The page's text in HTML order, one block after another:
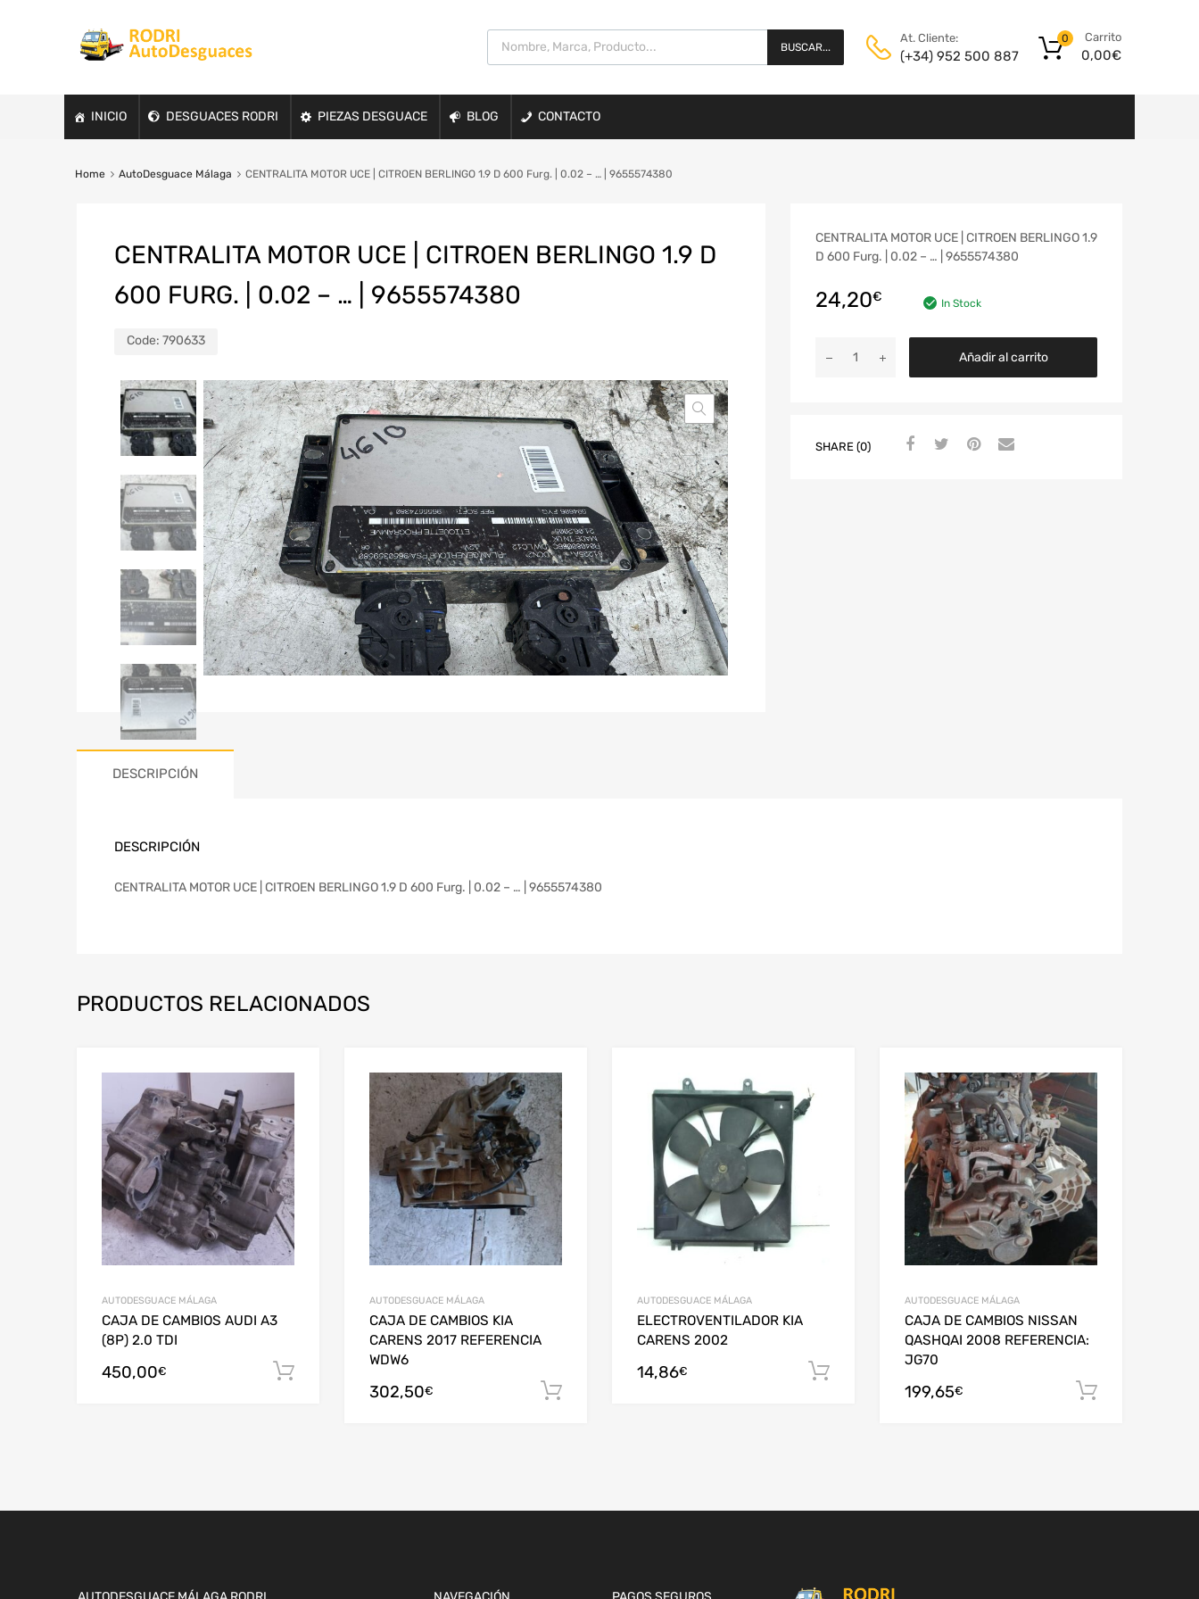
BUSCAR...
At. Cliente:
(+34) 952 500 887
Carrito
0,00€
0
INICIO DESGUACES RODRI PIEZAS DESGUACE BLOG CONTACTO
Home AutoDesguace Málaga CENTRALITA MOTOR UCE | CITROEN BERLINGO 1.9 D 600 Furg. | 0.02 – … | 9655574380
CENTRALITA MOTOR UCE | CITROEN BERLINGO 1.9 D
600 FURG. | 0.02 – … | 9655574380
Code: 790633
CENTRALITA MOTOR UCE | CITROEN BERLINGO 1.9
D 600 Furg. | 0.02 – … | 9655574380
24,20€ In Stock
Añadir al carrito
SHARE (0)
DESCRIPCIÓN
DESCRIPCIÓN
CENTRALITA MOTOR UCE | CITROEN BERLINGO 1.9 D 600 Furg. | 0.02 – … | 9655574380
PRODUCTOS RELACIONADOS
AUTODESGUACE MÁLAGA
CAJA DE CAMBIOS AUDI A3
(8P) 2.0 TDI
450,00€
AUTODESGUACE MÁLAGA
CAJA DE CAMBIOS KIA
CARENS 2017 REFERENCIA
WDW6
302,50€
AUTODESGUACE MÁLAGA
ELECTROVENTILADOR KIA
CARENS 2002
14,86€
AUTODESGUACE MÁLAGA
CAJA DE CAMBIOS NISSAN
QASHQAI 2008 REFERENCIA:
JG70
199,65€